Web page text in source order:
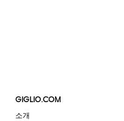
GIGLIO.COM
소개